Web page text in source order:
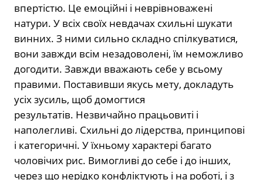
впертістю. Це емоційні і неврівноважені
натури. У всіх своїх невдачах схильні шукати
винних. З ними сильно складно спілкуватися,
вони завжди всім незадоволені, їм неможливо
догодити. Завжди вважають себе у всьому
правими. Поставивши якусь мету, докладуть
усіх зусиль, щоб домогтися
результатів. Незвичайно працьовиті і
наполегливі. Схильні до лідерства, принципові
і категоричні. У їхньому характері багато
чоловічих рис. Вимогливі до себе і до інших,
через що нерідко конфліктують і на роботі, і з